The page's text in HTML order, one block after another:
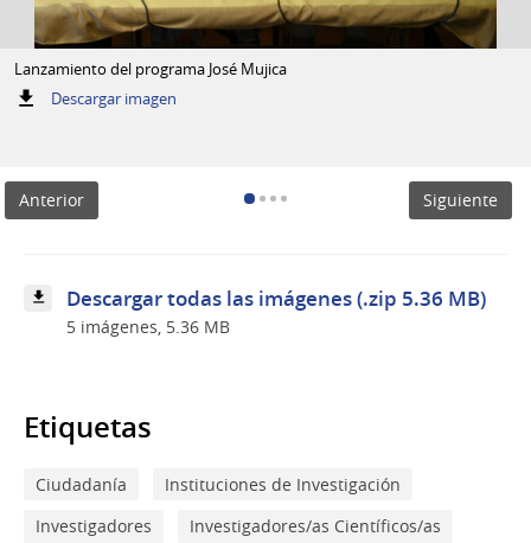
Lanzamiento del programa José Mujica
Descargar imagen:
Anterior Siguiente
Descargar todas las imágenes (.zip 5.36 MB)
5 imágenes, 5.36 MB
Etiquetas
Ciudadanía
Instituciones de Investigación
Investigadores
Investigadores/as Científicos/as